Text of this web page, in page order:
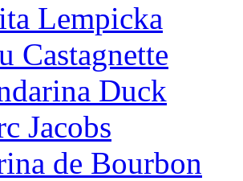
Lempicka
Castagnette
Duck
Jacobs
de Bourbon